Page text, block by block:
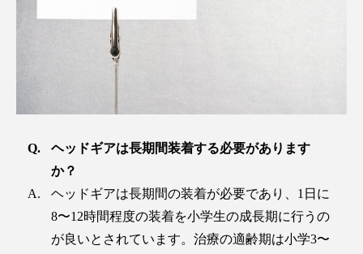
ヘッドギアは長期間装着する必要があります
か？
ヘッドギアは長期間の装着が必要であり、1日に
8〜12時間程度の装着を小学生の成長期に行うの
が良いとされています。治療の適齢期は小学3〜